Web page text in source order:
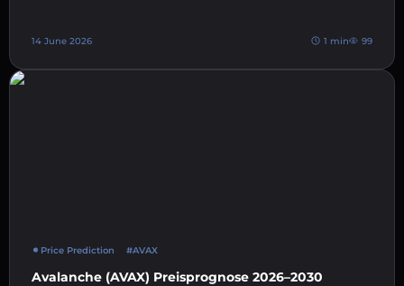
14 June 2026 1 min 99
Price Prediction #AVAX
Avalanche (AVAX) Preisprognose 2026–2030